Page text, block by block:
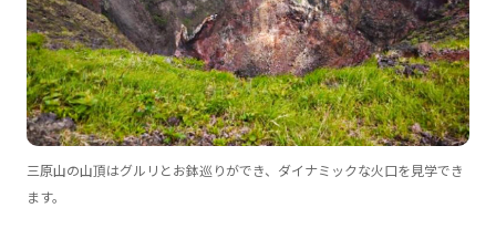
三原山の山頂はグルリとお鉢巡りができ、ダイナミックな火口を見学でき
ます。